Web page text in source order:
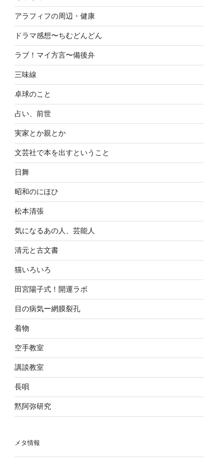
アラフィフの周辺・健康
ドラマ感想〜ちむどんどん
ラブ！マイ方言〜備後弁
三味線
卓球のこと
占い、前世
実家とか親とか
文芸社で本を出すということ
日舞
昭和のにほひ
松本清張
気になるあの人、芸能人
清元と古文書
猫いろいろ
田宮陽子式！開運ラボ
目の病気ー網膜裂孔
着物
空手教室
講談教室
長唄
黙阿弥研究
メタ情報